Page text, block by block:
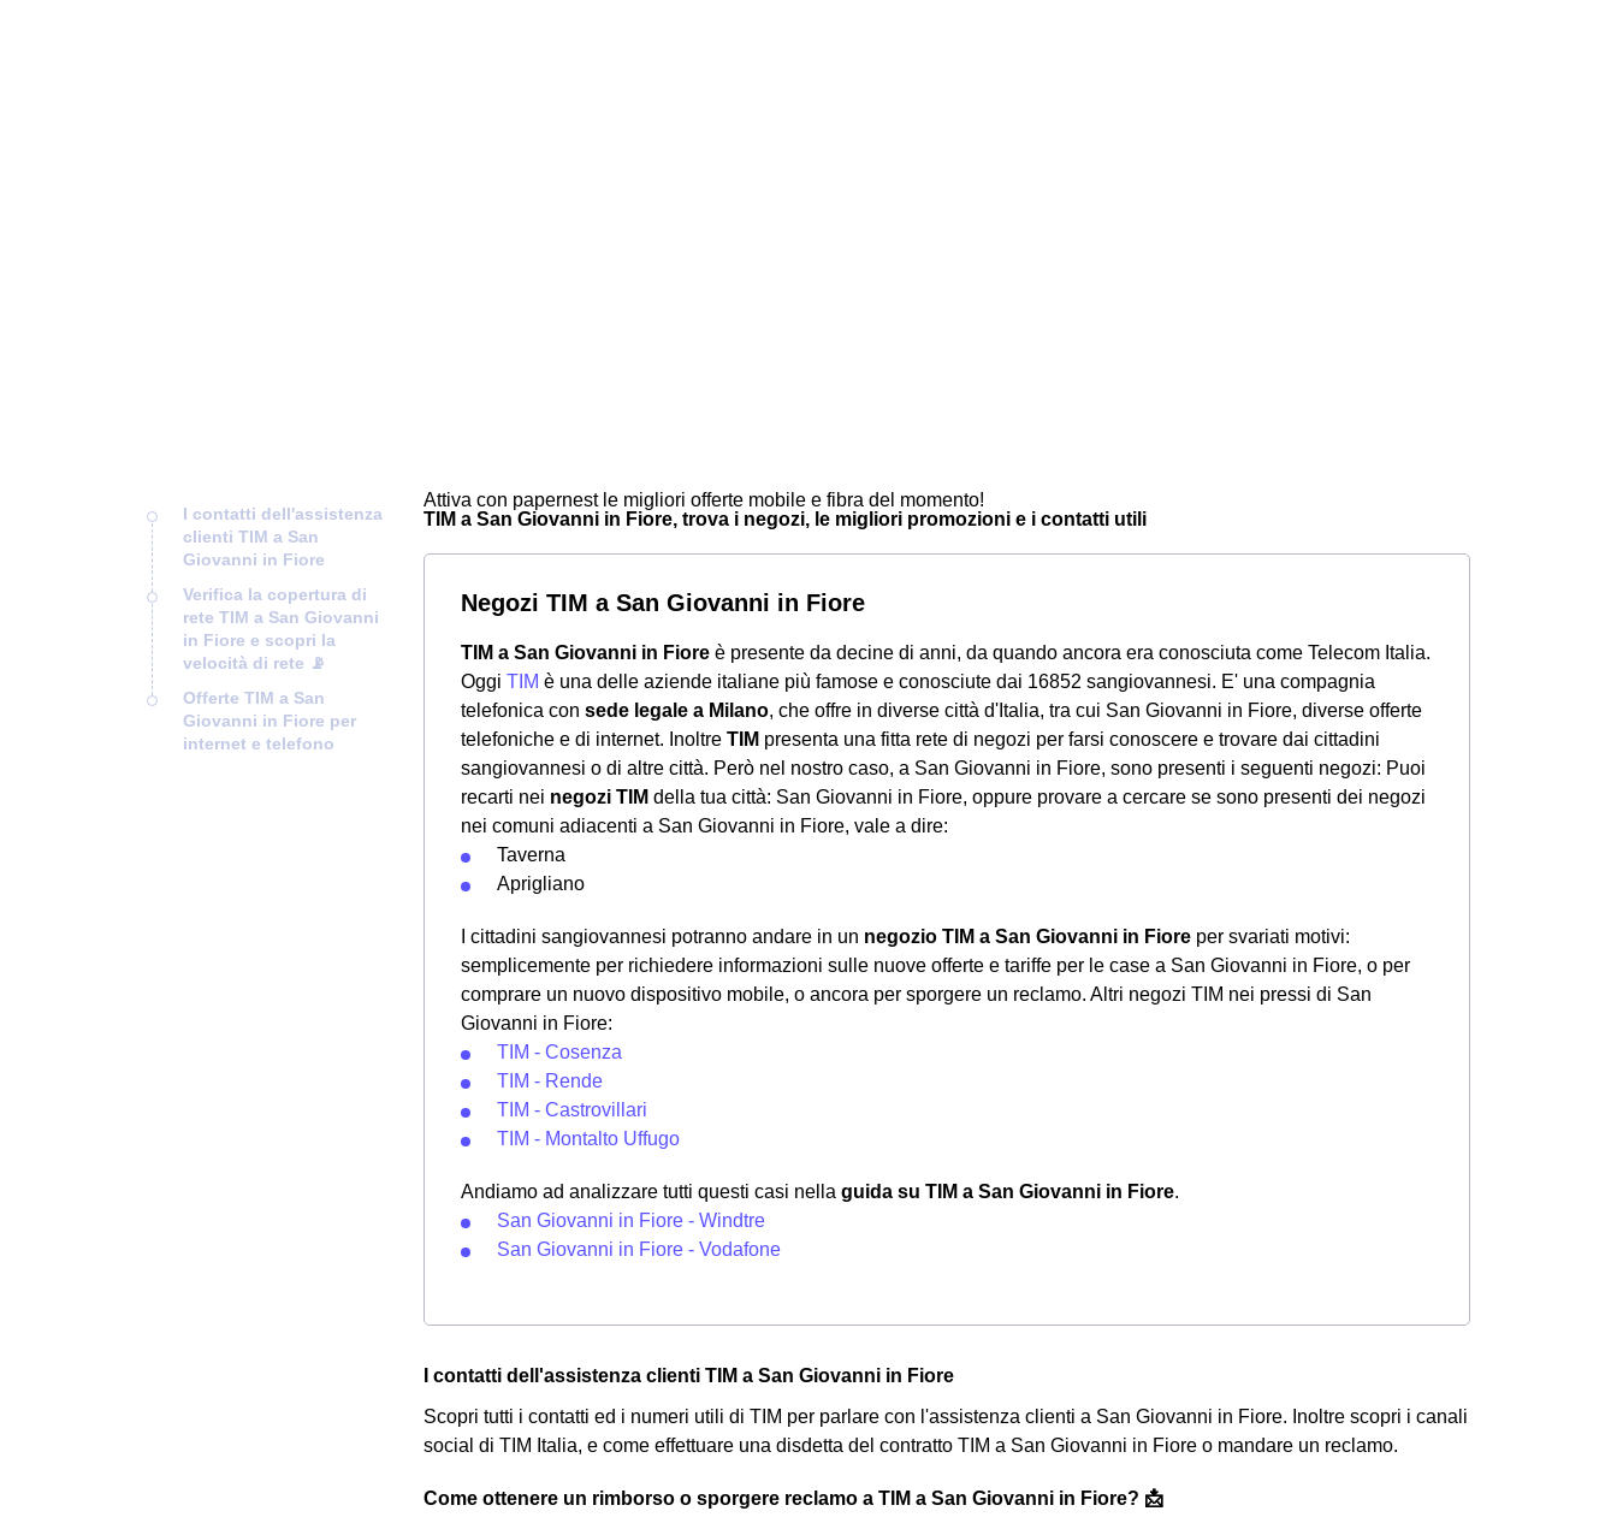
I contatti dell'assistenza
clienti TIM a San
Giovanni in Fiore
Verifica la copertura di
rete TIM a San Giovanni
in Fiore e scopri la
velocità di rete 📡
Offerte TIM a San
Giovanni in Fiore per
internet e telefono
Attiva con papernest le migliori offerte mobile e fibra del momento!
TIM a San Giovanni in Fiore, trova i negozi, le migliori promozioni e i contatti utili
Negozi TIM a San Giovanni in Fiore
TIM a San Giovanni in Fiore è presente da decine di anni, da quando ancora era conosciuta come Telecom Italia.
Oggi TIM è una delle aziende italiane più famose e conosciute dai 16852 sangiovannesi. E' una compagnia
telefonica con sede legale a Milano, che offre in diverse città d'Italia, tra cui San Giovanni in Fiore, diverse offerte
telefoniche e di internet. Inoltre TIM presenta una fitta rete di negozi per farsi conoscere e trovare dai cittadini
sangiovannesi o di altre città. Però nel nostro caso, a San Giovanni in Fiore, sono presenti i seguenti negozi: Puoi
recarti nei negozi TIM della tua città: San Giovanni in Fiore, oppure provare a cercare se sono presenti dei negozi
nei comuni adiacenti a San Giovanni in Fiore, vale a dire:
Taverna
Aprigliano
I cittadini sangiovannesi potranno andare in un negozio TIM a San Giovanni in Fiore per svariati motivi:
semplicemente per richiedere informazioni sulle nuove offerte e tariffe per le case a San Giovanni in Fiore, o per
comprare un nuovo dispositivo mobile, o ancora per sporgere un reclamo. Altri negozi TIM nei pressi di San
Giovanni in Fiore:
TIM - Cosenza
TIM - Rende
TIM - Castrovillari
TIM - Montalto Uffugo
Andiamo ad analizzare tutti questi casi nella guida su TIM a San Giovanni in Fiore.
San Giovanni in Fiore - Windtre
San Giovanni in Fiore - Vodafone
I contatti dell'assistenza clienti TIM a San Giovanni in Fiore
Scopri tutti i contatti ed i numeri utili di TIM per parlare con l'assistenza clienti a San Giovanni in Fiore. Inoltre scopri i canali
social di TIM Italia, e come effettuare una disdetta del contratto TIM a San Giovanni in Fiore o mandare un reclamo.
Come ottenere un rimborso o sporgere reclamo a TIM a San Giovanni in Fiore? 📩